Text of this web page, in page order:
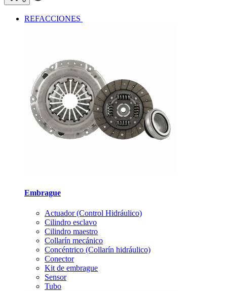
REFACCIONES
Embrague
Actuador (Control Hidráulico)
Cilindro esclavo
Cilindro maestro
Collarín mecánico
Concéntrico (Collarín hidráulico)
Conector
Kit de embrague
Sensor
Tubo